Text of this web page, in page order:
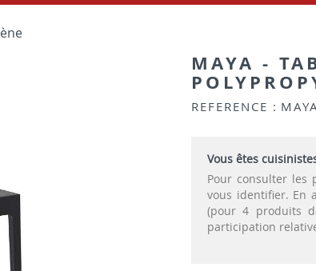
MAYA -
REFERENCE :
Vous êtes
Pour consulter les
vous identifier. En
(pour 4 produits
participation